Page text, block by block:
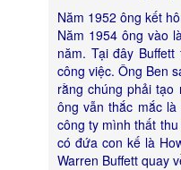
Năm 1952 ông kết
Năm 1954 ông vào
năm. Tại đây
công việc. Ông Ben
rằng chúng phải
ông vẫn thắc mắc
công ty mình thất
có đứa con kế là
Warren Buffett quay